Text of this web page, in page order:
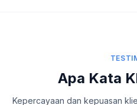
Apa Kata
Kepercayaan dan kepuasan